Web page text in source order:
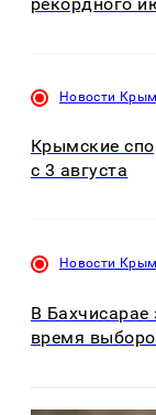
Новости
Крымские
с 3 августа
Новости
В
время